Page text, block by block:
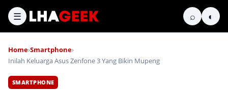
☰ ⌕ ◐
Home›Smartphone›
Inilah Keluarga Asus Zenfone 3 Yang Bikin Mupeng
SMARTPHONE